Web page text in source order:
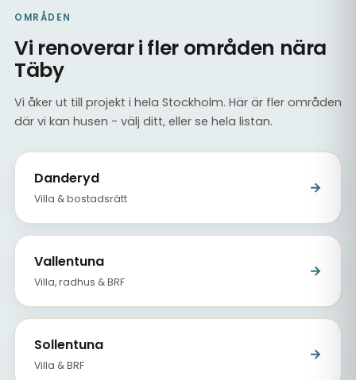
OMRÅDEN
Vi renoverar i fler områden nära
Täby
Vi åker ut till projekt i hela Stockholm. Här är fler områden
där vi kan husen - välj ditt, eller se hela listan.
Danderyd
Villa & bostadsrätt
→
Vallentuna
Villa, radhus & BRF
→
Sollentuna
Villa & BRF
→